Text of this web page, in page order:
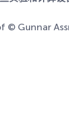
© Gunnar